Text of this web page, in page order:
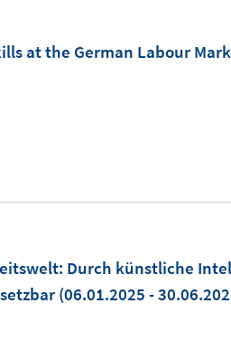
at the German Labour
Durch künstliche
(06.01.2025 -